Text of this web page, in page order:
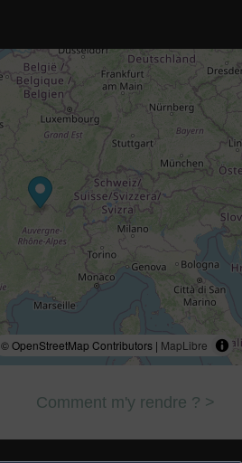
© OpenStreetMap Contributors | MapLibre
Comment m'y rendre ? >